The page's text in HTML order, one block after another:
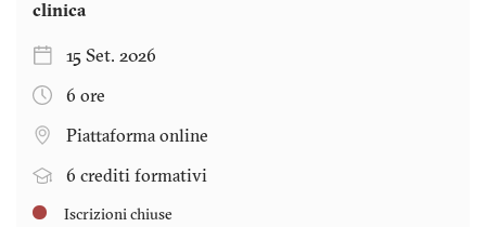
clinica
15 Set. 2026
6 ore
Piattaforma online
6 crediti formativi
Iscrizioni chiuse